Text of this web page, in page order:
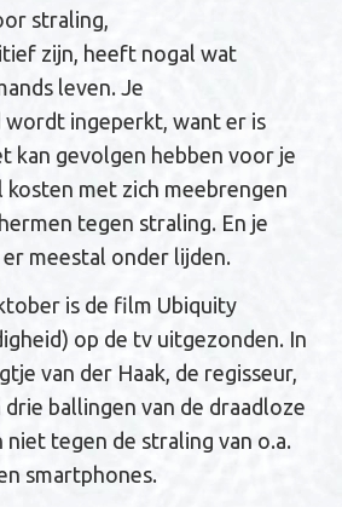
straling,
zijn, heeft nogal wat
leven. Je
wordt ingeperkt, want er is
kan gevolgen hebben voor je
kosten met zich meebrengen
tegen straling. En je
meestal onder lijden.
is de film Ubiquity
op de tv uitgezonden. In
van der Haak, de regisseur,
ballingen van de draadloze
tegen de straling van o.a.
smartphones.